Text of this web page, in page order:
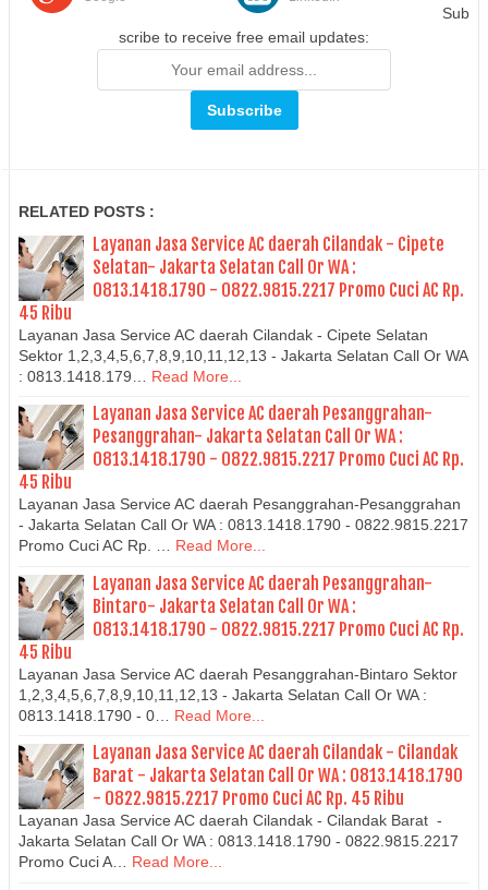
Sub
scribe to receive free email updates:
RELATED POSTS :
Layanan Jasa Service AC daerah Cilandak - Cipete
Selatan- Jakarta Selatan Call Or WA :
0813.1418.1790 - 0822.9815.2217 Promo Cuci AC Rp.
45 Ribu
Layanan Jasa Service AC daerah Cilandak - Cipete Selatan
Sektor 1,2,3,4,5,6,7,8,9,10,11,12,13 - Jakarta Selatan Call Or WA
: 0813.1418.179…
Read More...
Layanan Jasa Service AC daerah Pesanggrahan-
Pesanggrahan- Jakarta Selatan Call Or WA :
0813.1418.1790 - 0822.9815.2217 Promo Cuci AC Rp.
45 Ribu
Layanan Jasa Service AC daerah Pesanggrahan-Pesanggrahan
- Jakarta Selatan Call Or WA : 0813.1418.1790 - 0822.9815.2217
Promo Cuci AC Rp. …
Read More...
Layanan Jasa Service AC daerah Pesanggrahan-
Bintaro- Jakarta Selatan Call Or WA :
0813.1418.1790 - 0822.9815.2217 Promo Cuci AC Rp.
45 Ribu
Layanan Jasa Service AC daerah Pesanggrahan-Bintaro Sektor
1,2,3,4,5,6,7,8,9,10,11,12,13 - Jakarta Selatan Call Or WA :
0813.1418.1790 - 0…
Read More...
Layanan Jasa Service AC daerah Cilandak - Cilandak
Barat - Jakarta Selatan Call Or WA : 0813.1418.1790
- 0822.9815.2217 Promo Cuci AC Rp. 45 Ribu
Layanan Jasa Service AC daerah Cilandak - Cilandak Barat -
Jakarta Selatan Call Or WA : 0813.1418.1790 - 0822.9815.2217
Promo Cuci A…
Read More...